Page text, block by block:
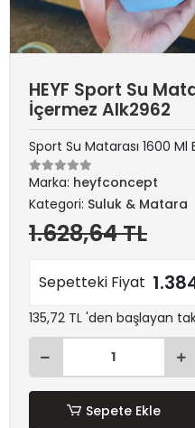
HEYF Sport Su
İçermez Alk2962
Sport Su Matarası 1600
Marka: heyfconcept
Kategori: Suluk & Matara
1.628,64 TL
Sepetteki Fiyat
135,72 TL 'den başlayan
Sepete Ekle